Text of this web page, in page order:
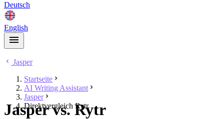
Deutsch
English
Jasper
Startseite
AI Writing Assistant
Jasper
Direktvergleich Rytr
Jasper vs. Rytr